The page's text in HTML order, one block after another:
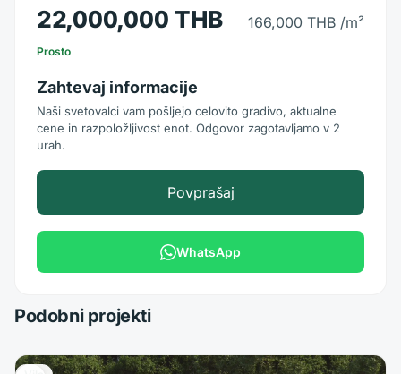
22,000,000 THB 166,000 THB /m²
Prosto
Zahtevaj informacije
Naši svetovalci vam pošljejo celovito gradivo, aktualne
cene in razpoložljivost enot. Odgovor zagotavljamo v 2
urah.
Povprašaj
WhatsApp
Podobni projekti